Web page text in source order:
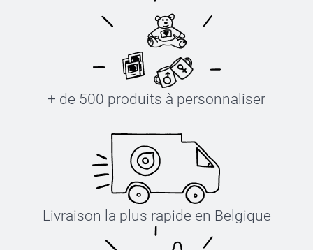
+ de 500 produits à personnaliser
Livraison la plus rapide en Belgique